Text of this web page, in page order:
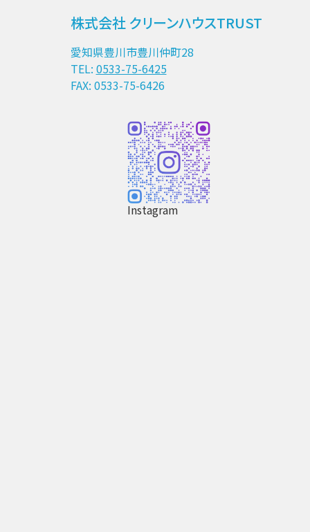
株式会社 クリーンハウスTRUST
愛知県豊川市豊川仲町28
TEL: 0533-75-6425
FAX: 0533-75-6426
Instagram